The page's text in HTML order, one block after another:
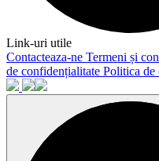
Link-uri utile
Contacteaza-ne Termeni și
de confidențialitate Politica de